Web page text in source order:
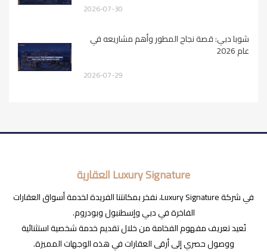
2026-07-30
شوبا دبي: قصة نجاح المطور وأهم مشاريعه في
عام 2026
2026-07-29
Luxury Signature العقارية
في شركة Luxury Signature، نفخر بمكانتنا الفريدة لخدمة أسواق العقارات
الفاخرة في دبي وإسطنبول وبودروم.
نُعيد تعريف مفهوم الفخامة من خلال تقديم خدمة شخصية استثنائية
ووصول حصري إلى أرقى العقارات في هذه الوجهات المميزة.